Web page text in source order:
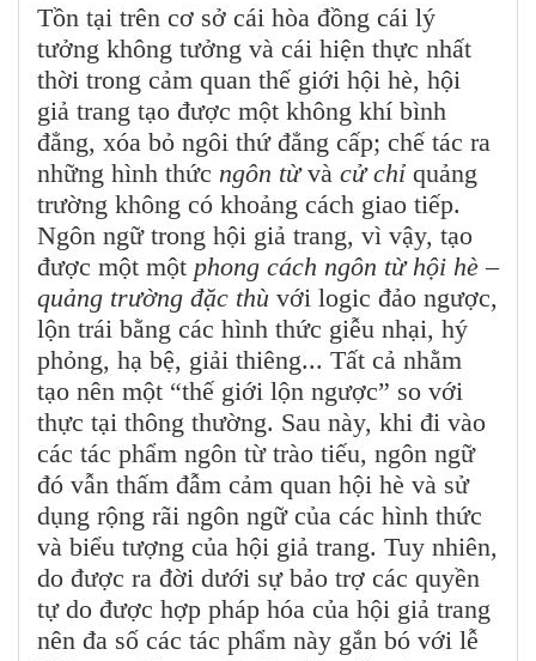
Tồn tại trên cơ sở cái hòa đồng cái lý
tưởng không tưởng và cái hiện thực nhất
thời trong cảm quan thế giới hội hè, hội
giả trang tạo được một không khí bình
đẳng, xóa bỏ ngôi thứ đẳng cấp; chế tác ra
những hình thức ngôn từvà cử chỉ quảng
trường không có khoảng cách giao tiếp.
Ngôn ngữ trong hội giả trang, vì vậy, tạo
được một một phong cách ngôn từ hội hè –
quảng trường đặc thù với logic đảo ngược,
lộn trái bằng các hình thức giễu nhại, hý
phỏng, hạ bệ, giải thiêng... Tất cả nhằm
tạo nên một “thế giới lộn ngược” so với
thực tại thông thường. Sau này, khi đi vào
các tác phẩm ngôn từ trào tiếu, ngôn ngữ
đó vẫn thấm đẫm cảm quan hội hè và sử
dụng rộng rãi ngôn ngữ của các hình thức
và biểu tượng của hội giả trang. Tuy nhiên,
do được ra đời dưới sự bảo trợ các quyền
tự do được hợp pháp hóa của hội giả trang
nên đa số các tác phẩm này gắn bó với lễ